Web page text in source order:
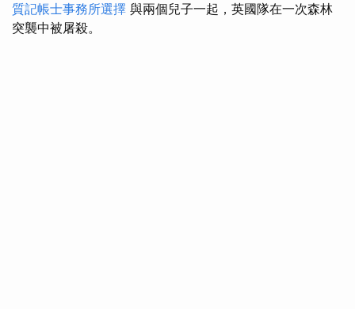
質記帳士事務所選擇 與兩個兒子一起，英國隊在一次森林
突襲中被屠殺。